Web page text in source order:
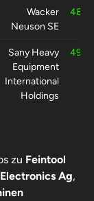
Wacker
Neuson SE
48,6
Sany Heavy
Equipment
International
Holdings
49,4
Ltd
zu Feintool
Ag,